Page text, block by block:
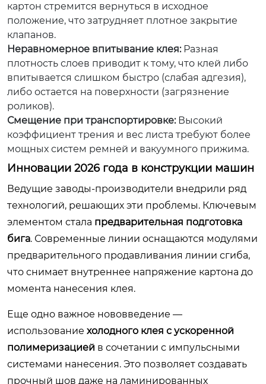
картон стремится вернуться в исходное
положение, что затрудняет плотное закрытие
клапанов.
Неравномерное впитывание клея:Разная
плотность слоев приводит к тому, что клей либо
впитывается слишком быстро (слабая адгезия),
либо остается на поверхности (загрязнение
роликов).
Смещение при транспортировке:Высокий
коэффициент трения и вес листа требуют более
мощных систем ремней и вакуумного прижима.
Инновации 2026 года в конструкции машин
Ведущие заводы-производители внедрили ряд
технологий, решающих эти проблемы. Ключевым
элементом стала предварительная подготовка
бига. Современные линии оснащаются модулями
предварительного продавливания линии сгиба,
что снимает внутреннее напряжение картона до
момента нанесения клея.
Еще одно важное нововведение —
использование холодного клея с ускоренной
полимеризацией в сочетании с импульсными
системами нанесения. Это позволяет создавать
прочный шов даже на ламинированных